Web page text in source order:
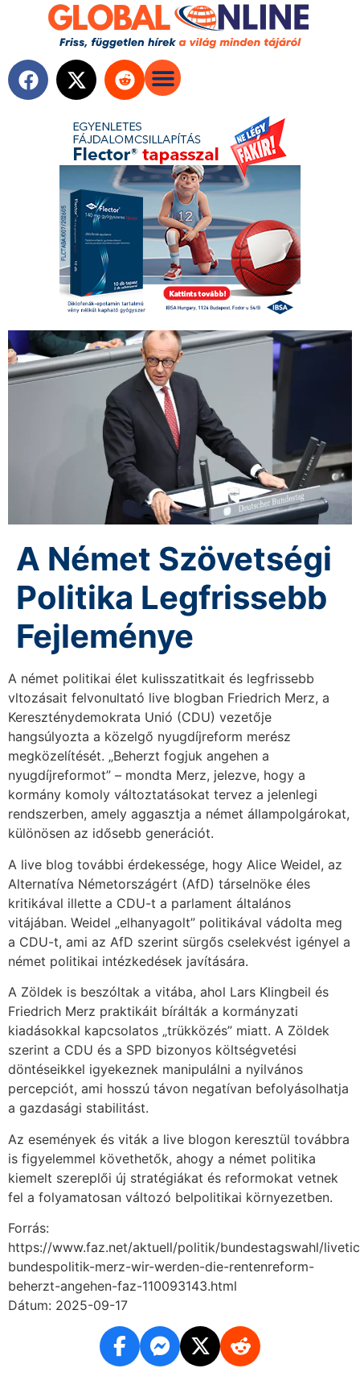
A Német Szövetségi
Politika Legfrissebb
Fejleménye
A német politikai élet kulisszatitkait és legfrissebb
vltozásait felvonultató live blogban Friedrich Merz, a
Kereszténydemokrata Unió (CDU) vezetője
hangsúlyozta a közelgő nyugdíjreform merész
megközelítését. „Beherzt fogjuk angehen a
nyugdíjreformot” – mondta Merz, jelezve, hogy a
kormány komoly változtatásokat tervez a jelenlegi
rendszerben, amely aggasztja a német állampolgárokat,
különösen az idősebb generációt.
A live blog további érdekessége, hogy Alice Weidel, az
Alternatíva Németországért (AfD) társelnöke éles
kritikával illette a CDU-t a parlament általános
vitájában. Weidel „elhanyagolt” politikával vádolta meg
a CDU-t, ami az AfD szerint sürgős cselekvést igényel a
német politikai intézkedések javítására.
A Zöldek is beszóltak a vitába, ahol Lars Klingbeil és
Friedrich Merz praktikáit bírálták a kormányzati
kiadásokkal kapcsolatos „trükközés” miatt. A Zöldek
szerint a CDU és a SPD bizonyos költségvetési
döntéseikkel igyekeznek manipulálni a nyilvános
percepciót, ami hosszú távon negatívan befolyásolhatja
a gazdasági stabilitást.
Az események és viták a live blogon keresztül továbbra
is figyelemmel követhetők, ahogy a német politika
kiemelt szereplői új stratégiákat és reformokat vetnek
fel a folyamatosan változó belpolitikai környezetben.
Forrás:
https://www.faz.net/aktuell/politik/bundestagswahl/
bundespolitik-merz-wir-werden-die-rentenreform-
beherzt-angehen-faz-110093143.html
Dátum: 2025-09-17